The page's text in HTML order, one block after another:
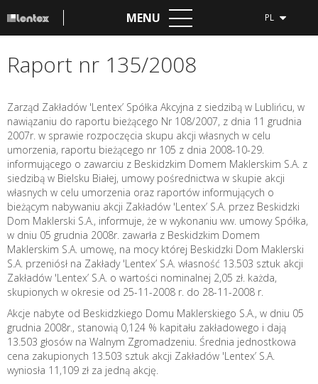
MENU PL
Raport nr 135/2008
Zarząd Zakładów 'Lentex’ Spółka Akcyjna z siedzibą w Lublińcu, w
nawiązaniu do raportu bieżącego Nr 108/2007, z dnia 11 grudnia
2007r. w sprawie rozpoczęcia skupu akcji własnych w celu
umorzenia, raportu bieżącego nr 105 z dnia 2008-10-29.
informującego o zawarciu z Beskidzkim Domem Maklerskim S.A. z
siedzibą w Bielsku Białej, umowy pośrednictwa w skupie akcji
własnych w celu umorzenia oraz raportów informujących o
bieżącym nabywaniu akcji Zakładów 'Lentex’ S.A. przez Beskidzki
Dom Maklerski S.A., informuje, że w wykonaniu ww. umowy Spółka,
w dniu 05 grudnia 2008r. zawarła z Beskidzkim Domem
Maklerskim S.A. umowę, na mocy której Beskidzki Dom Maklerski
S.A. przeniósł na Zakłady 'Lentex’ S.A. własność 13.503 sztuk akcji
Zakładów 'Lentex’ S.A. o wartości nominalnej 2,05 zł. każda,
skupionych w okresie od 25-11-2008 r. do 28-11-2008 r.
Akcje nabyte od Beskidzkiego Domu Maklerskiego S.A., w dniu 05
grudnia 2008r., stanowią 0,124 % kapitału zakładowego i dają
13.503 głosów na Walnym Zgromadzeniu. Średnia jednostkowa
cena zakupionych 13.503 sztuk akcji Zakładów 'Lentex’ S.A.
wyniosła 11,109 zł za jedną akcję.